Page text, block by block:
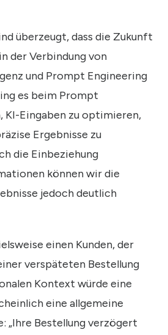
überzeugt, dass die Zukunft
der Verbindung von
und Prompt Engineering
es beim Prompt
KI-Eingaben zu optimieren,
Ergebnisse zu
die Einbeziehung
können wir die
jedoch deutlich
einen Kunden, der
verspäteten Bestellung
Kontext würde eine
eine allgemeine
„Ihre Bestellung verzögert